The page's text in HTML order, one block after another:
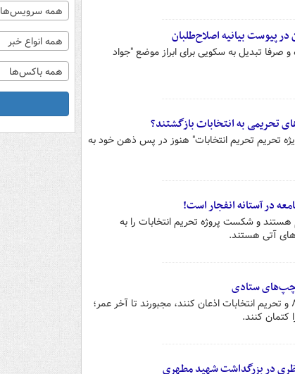
پیوست بیانیه اصلاح‌طلبان
صرفا تبدیل به سکویی برای ابراز موضع "جواد
تحریمی به انتخابات بازگشتند؟
تحریم تحریم انتخابات" هنوز در پس ذهن خود به
و شکست پروژه تحریم انتخابات را به
آتی هستند.
چپ‌های ستادی
برخی اصلاح‌طلبان به دلیل اینکه نمی‌خواهند به اشتباهات خود در فتنه ۸۸ و تحریم انتخابات اذعان کنند، مجبورند تا آخر عمر؛
کتمان کنند.
در بزرگداشت شهید مطهری
همه سرویس‌ها
همه انواع خبر
همه باکس‌ها